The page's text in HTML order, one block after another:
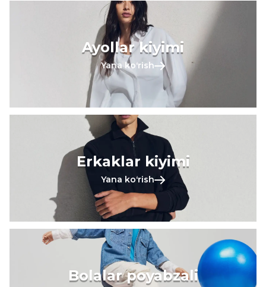
Ayollar kiyimi
Yana koʻrish
Erkaklar kiyimi
Yana koʻrish
Bolalar poyabzali